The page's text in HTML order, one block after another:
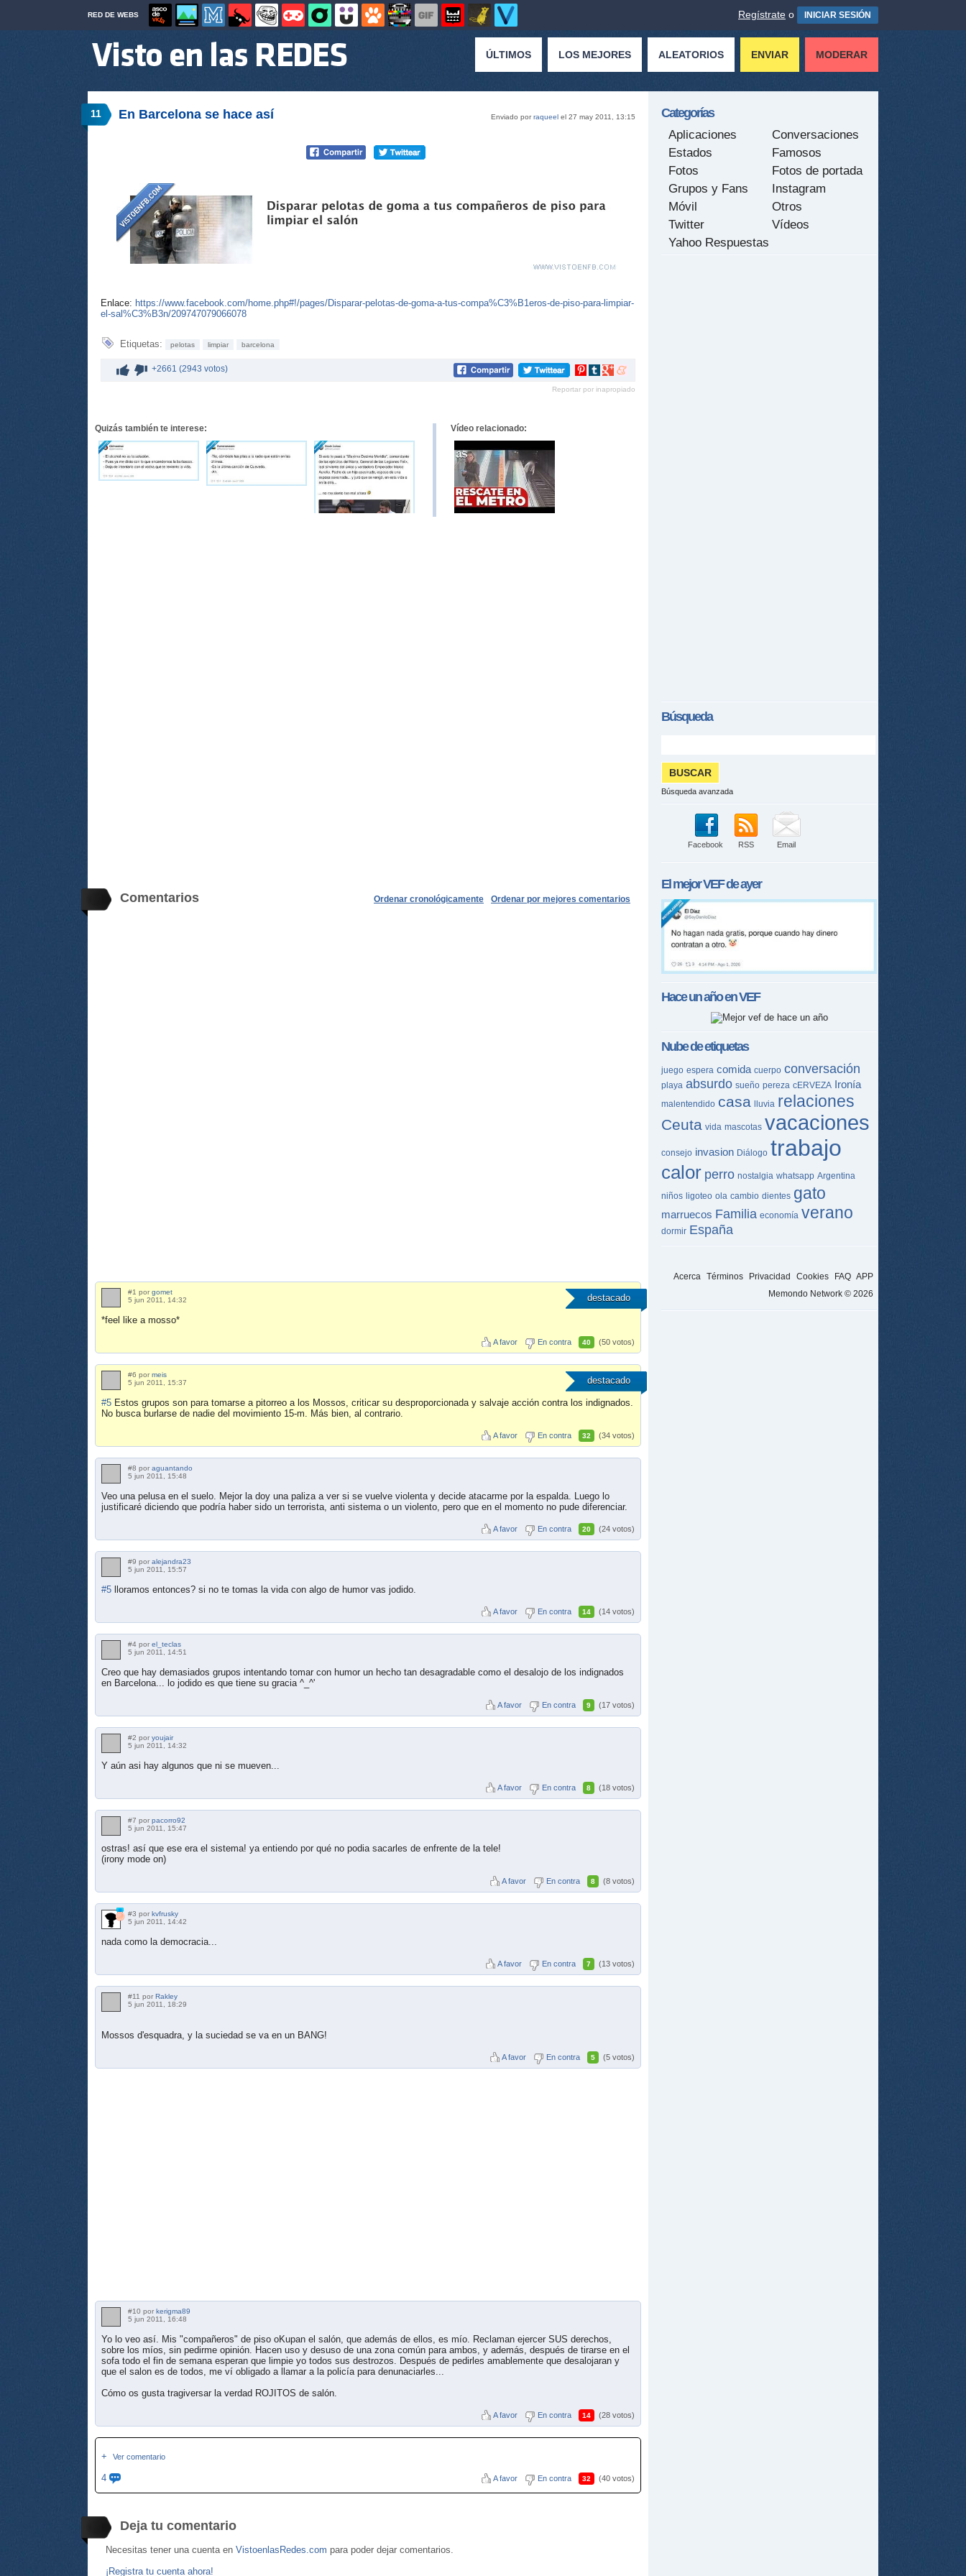
RED DE WEBS Regístrate o INICIAR SESIÓN
ÚLTIMOS LOS MEJORES ALEATORIOS ENVIAR MODERAR
11 Enviado porraqueel el 27 may 2011, 13:15
En Barcelona se hace así
Enlace: https://www.facebook.com/home.php#!/pages/Disparar-pelotas-de-goma-a-tus-compa%C3%B1eros-de-piso-para-limpiar-
el-sal%C3%B3n/209747079066078
Etiquetas: pelotas limpiar barcelona
+2661 (2943 votos)
Compartir
Pinterest
Compartir
tumblr
Compartir
Google+
Compartir
meneame
Reportar por inapropiado
Quizás también te interese: Vídeo relacionado:
Comentarios Ordenar por mejores comentarios
Ordenar cronológicamente
destacado
#1 por gomet
5 jun 2011, 14:32
*feel like a mosso*
A favor En contra 40 (50 votos)
destacado
#6 por meis
5 jun 2011, 15:37
#5 Estos grupos son para tomarse a pitorreo a los Mossos, criticar su desproporcionada y salvaje acción contra los indignados.
No busca burlarse de nadie del movimiento 15-m. Más bien, al contrario.
A favor En contra 32 (34 votos)
#8 por aguantando
5 jun 2011, 15:48
Veo una pelusa en el suelo. Mejor la doy una paliza a ver si se vuelve violenta y decide atacarme por la espalda. Luego lo
justificaré diciendo que podría haber sido un terrorista, anti sistema o un violento, pero que en el momento no pude diferenciar.
A favor En contra 20 (24 votos)
#9 por alejandra23
5 jun 2011, 15:57
#5 lloramos entonces? si no te tomas la vida con algo de humor vas jodido.
A favor En contra 14 (14 votos)
#4 por el_teclas
5 jun 2011, 14:51
Creo que hay demasiados grupos intentando tomar con humor un hecho tan desagradable como el desalojo de los indignados
en Barcelona... lo jodido es que tiene su gracia ^_^'
A favor En contra 9 (17 votos)
#2 por youjair
5 jun 2011, 14:32
Y aún asi hay algunos que ni se mueven...
A favor En contra 8 (18 votos)
#7 por pacorro92
5 jun 2011, 15:47
ostras! así que ese era el sistema! ya entiendo por qué no podia sacarles de enfrente de la tele!
(irony mode on)
A favor En contra 8 (8 votos)
#3 por kvfrusky
5 jun 2011, 14:42
nada como la democracia...
A favor En contra 7 (13 votos)
#11 por Rakley
5 jun 2011, 18:29
Mossos d'esquadra, y la suciedad se va en un BANG!
A favor En contra 5 (5 votos)
#10 por kerigma89
5 jun 2011, 16:48
Yo lo veo así. Mis "compañeros" de piso oKupan el salón, que además de ellos, es mío. Reclaman ejercer SUS derechos,
sobre los míos, sin pedirme opinión. Hacen uso y desuso de una zona común para ambos, y además, después de tirarse en el
sofa todo el fin de semana esperan que limpie yo todos sus destrozos. Después de pedirles amablemente que desalojaran y
que el salon es de todos, me ví obligado a llamar a la policía para denunaciarles...
Cómo os gusta tragiversar la verdad ROJITOS de salón.
A favor En contra 14 (28 votos)
+ Ver comentario
4 A favor En contra 32 (40 votos)
Deja tu comentario
Necesitas tener una cuenta en VistoenlasRedes.com para poder dejar comentarios.
¡Registra tu cuenta ahora!
Categorías
Aplicaciones
Conversaciones
Estados
Famosos
Fotos
Fotos de portada
Grupos y Fans
Instagram
Móvil
Otros
Twitter
Vídeos
Yahoo Respuestas
Búsqueda
Búsqueda avanzada
Facebook RSS Email
El mejorVEFde ayer
Hace un año enVEF
Nube de etiquetas
juego espera comida cuerpo conversación
playa absurdo sueño pereza cERVEZA Ironía
malentendido casa lluvia relaciones
Ceuta vida mascotas vacaciones
consejo invasion Diálogo trabajo
calor perro nostalgia whatsapp Argentina
niños ligoteo ola cambio dientes gato
marruecos Familia economía verano
dormir España
Acerca Términos Privacidad Cookies FAQ APP
Memondo Network © 2026